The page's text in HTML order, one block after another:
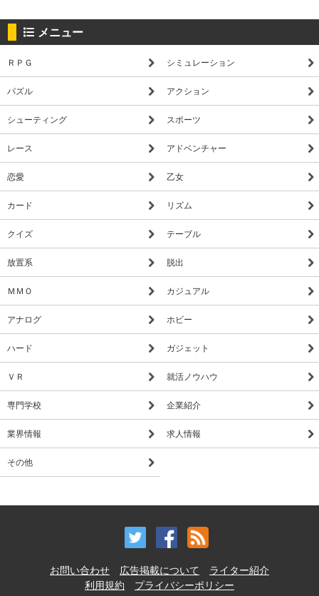
メニュー
ＲＰＧ シミュレーション
パズル アクション
シューティング スポーツ
レース アドベンチャー
恋愛 乙女
カード リズム
クイズ テーブル
放置系 脱出
ＭＭＯ カジュアル
アナログ ホビー
ハード ガジェット
ＶＲ 就活ノウハウ
専門学校 企業紹介
業界情報 求人情報
その他
お問い合わせ 広告掲載について
ライター紹介
利用規約
プライバシーポリシー